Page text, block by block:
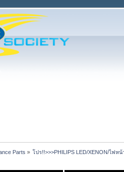
Parts » โปร!!>>>PHILIPS LED/XENON/ไฟห